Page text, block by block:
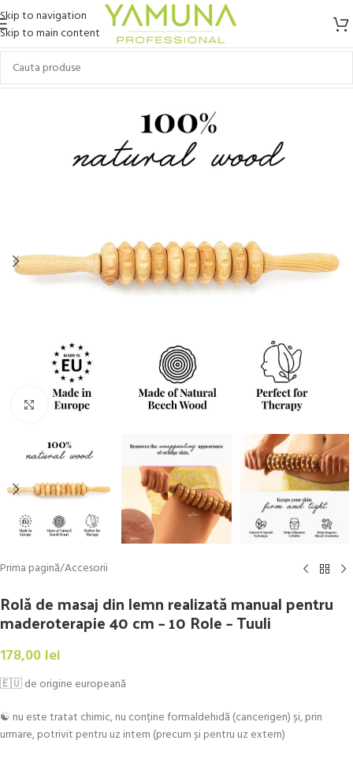
Skip to navigation
Skip to main content
Click to enlarge
Prima pagină/Accesorii
Rolă de masaj din lemn realizată manual pentru
maderoterapie 40 cm – 10 Role – Tuuli
178,00 lei
🇪🇺 de origine europeană
☯️ nu este tratat chimic, nu conține formaldehidă (cancerigen) și, prin
urmare, potrivit pentru uz intern (precum și pentru uz extern)